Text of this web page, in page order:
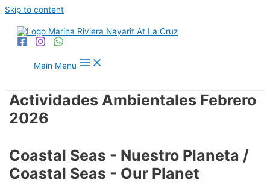
Skip to content
Main Menu
Actividades Ambientales Febrero
2026
Coastal Seas - Nuestro Planeta /
Coastal Seas - Our Planet